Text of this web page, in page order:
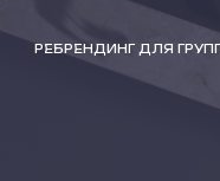
РЕБРЕНДИНГ ДЛЯ